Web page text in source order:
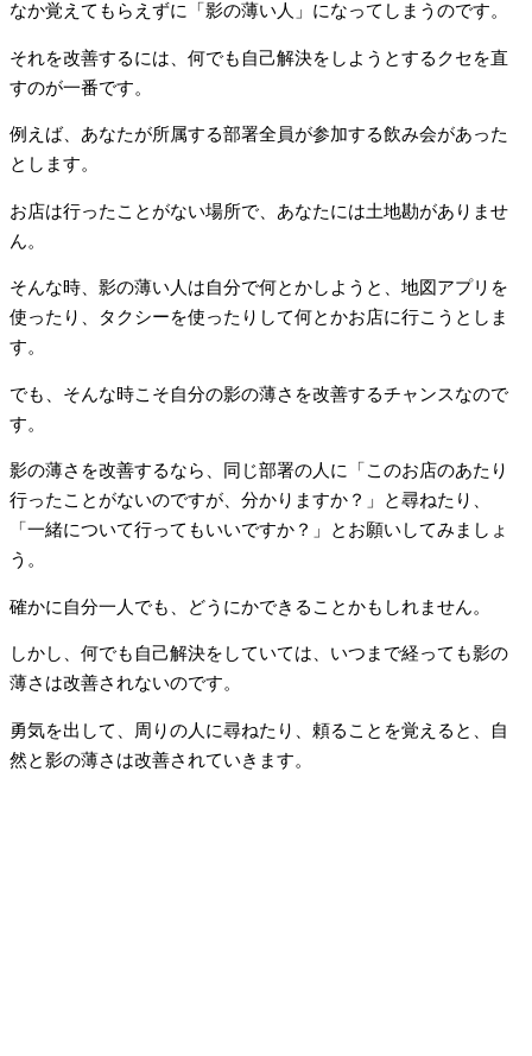
なか覚えてもらえずに「影の薄い人」になってしまうのです。
それを改善するには、何でも自己解決をしようとするクセを直
すのが一番です。
例えば、あなたが所属する部署全員が参加する飲み会があった
とします。
お店は行ったことがない場所で、あなたには土地勘がありませ
ん。
そんな時、影の薄い人は自分で何とかしようと、地図アプリを
使ったり、タクシーを使ったりして何とかお店に行こうとしま
す。
でも、そんな時こそ自分の影の薄さを改善するチャンスなので
す。
影の薄さを改善するなら、同じ部署の人に「このお店のあたり
行ったことがないのですが、分かりますか？」と尋ねたり、
「一緒について行ってもいいですか？」とお願いしてみましょ
う。
確かに自分一人でも、どうにかできることかもしれません。
しかし、何でも自己解決をしていては、いつまで経っても影の
薄さは改善されないのです。
勇気を出して、周りの人に尋ねたり、頼ることを覚えると、自
然と影の薄さは改善されていきます。